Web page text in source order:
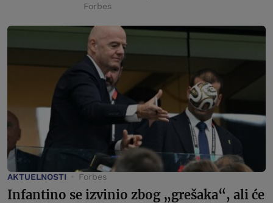
Forbes
AKTUELNOSTI Forbes
Infantino se izvinio zbog „grešaka“, ali će